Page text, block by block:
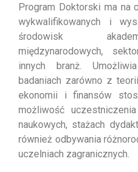
Program Doktorski ma na
wykwalifikowanych i
środowisk
międzynarodowych,
innych branż.
badaniach zarówno z
ekonomii i finansów
możliwość
naukowych, stażach
również odbywania
uczelniach zagranicznych.